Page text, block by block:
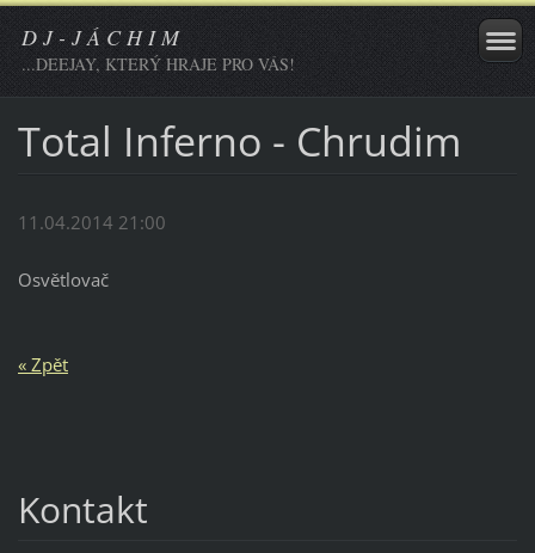
D J - J Á C H I M
...DEEJAY, KTERÝ HRAJE PRO VÁS!
Total Inferno - Chrudim
11.04.2014 21:00
Osvětlovač
« Zpět
Kontakt